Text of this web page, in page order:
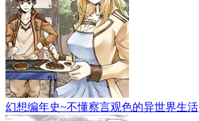
幻想编年史~不懂察言观色的异世界生活